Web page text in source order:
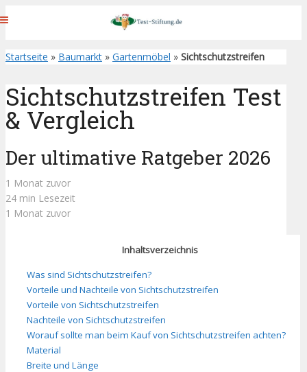
Startseite » Baumarkt » Gartenmöbel » Sichtschutzstreifen
Sichtschutzstreifen Test
& Vergleich
Der ultimative Ratgeber 2026
1 Monat zuvor
24 min Lesezeit
1 Monat zuvor
Inhaltsverzeichnis
Was sind Sichtschutzstreifen?
Vorteile und Nachteile von Sichtschutzstreifen
Vorteile von Sichtschutzstreifen
Nachteile von Sichtschutzstreifen
Worauf sollte man beim Kauf von Sichtschutzstreifen achten?
Material
Breite und Länge